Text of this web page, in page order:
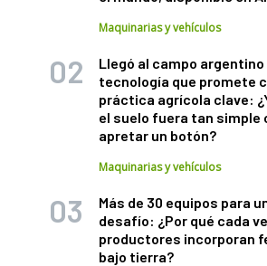
Maquinarias y vehículos
Llegó al campo argentino
tecnología que promete
práctica agrícola clave:
el suelo fuera tan simple
apretar un botón?
Maquinarias y vehículos
Más de 30 equipos para
desafío: ¿Por qué cada
productores incorporan
bajo tierra?